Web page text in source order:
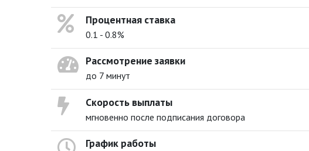
Процентная ставка
0.1 - 0.8%
Рассмотрение заявки
до 7 минут
Скорость выплаты
мгновенно после подписания договора
График работы